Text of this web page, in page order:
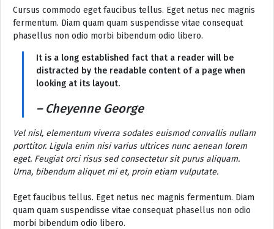
Cursus commodo eget faucibus tellus. Eget netus nec magnis
fermentum. Diam quam quam suspendisse vitae consequat
phasellus non odio morbi bibendum odio libero.
It is a long established fact that a reader will be
distracted by the readable content of a page when
looking at its layout.
– Cheyenne George
Vel nisl, elementum viverra sodales euismod convallis nullam
porttitor. Ligula enim nisi varius ultrices nunc aenean lorem
eget. Feugiat orci risus sed consectetur sit purus aliquam.
Urna, bibendum aliquet mi et, proin etiam vulputate.
Eget faucibus tellus. Eget netus nec magnis fermentum. Diam
quam quam suspendisse vitae consequat phasellus non odio
morbi bibendum odio libero.